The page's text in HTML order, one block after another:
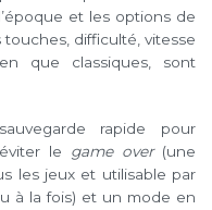
et les options de
difficulté, vitesse
que classiques, sont
rapide pour
le game over(une
les jeux et utilisable par
à la fois) et un mode en